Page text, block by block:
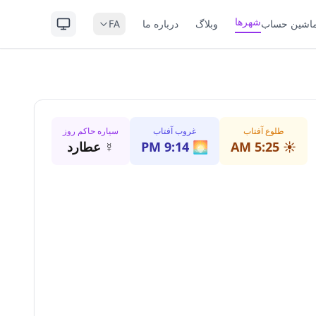
حسابشهرها وبلاگ درباره ما FA
طلوع آفتاب
☀️
5:25 AM
غروب آفتاب
🌅
9:14 PM
سیاره حاکم روز
☿ عطارد